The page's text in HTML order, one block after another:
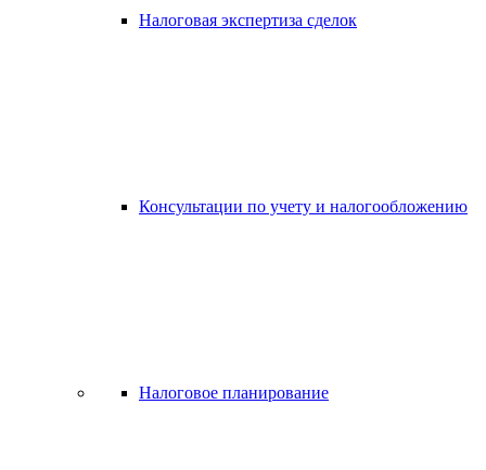
Налоговая экспертиза сделок
Консультации по учету и налогообложению
Налоговое планирование